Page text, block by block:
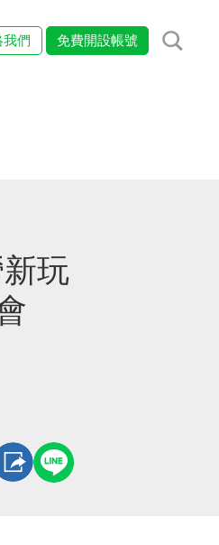
我們 免費開設帳號
玩